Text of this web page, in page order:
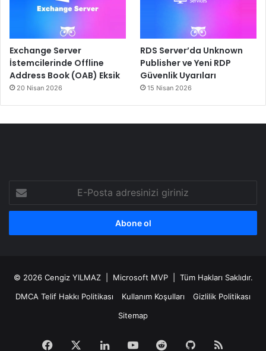
Exchange Server
İstemcilerinde Offline
Address Book (OAB) Eksik
20 Nisan 2026
RDS Server’da Unknown
Publisher ve Yeni RDP
Güvenlik Uyarıları
15 Nisan 2026
Posta
adresinizi
© 2026 Cengiz YILMAZ| Microsoft MVP | Tüm Hakları Saklıdır.
DMCA Telif Hakkı Politikası
Kullanım Koşulları
Gizlilik Politikası
Sitemap
Facebook LinkedInYouTubeRedditGitHubRSS